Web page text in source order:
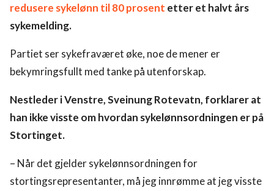
redusere sykelønn til 80 prosent etter et halvt års
sykemelding.
Partiet ser sykefraværet øke, noe de mener er
bekymringsfullt med tanke på utenforskap.
Nestleder i Venstre, Sveinung Rotevatn, forklarer at
han ikke visste om hvordan sykelønnsordningen er på
Stortinget.
– Når det gjelder sykelønnsordningen for
stortingsrepresentanter, må jeg innrømme at jeg visste